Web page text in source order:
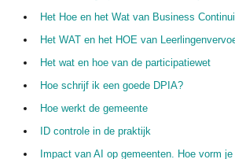
Het Hoe en het Wat van Business
Het WAT en het HOE van
Het wat en hoe van de participatiewet
Hoe schrijf ik een goede DPIA?
Hoe werkt de gemeente
ID controle in de praktijk
Impact van AI op gemeenten. Hoe vorm